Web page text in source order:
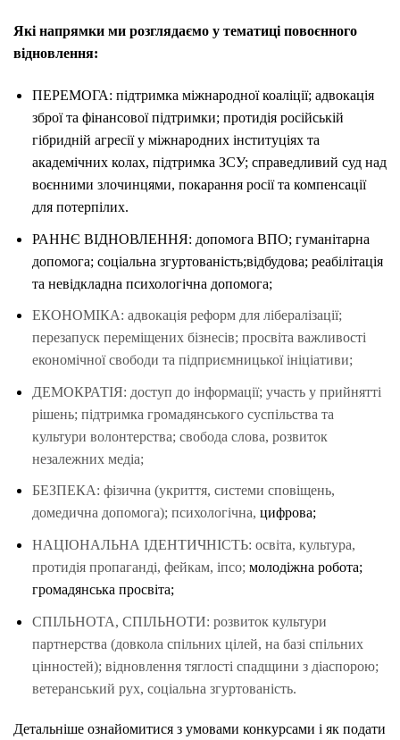
Які напрямки ми розглядаємо у тематиці повоєнного
відновлення:
ПЕРЕМОГА: підтримка міжнародної коаліції; адвокація
зброї та фінансової підтримки; протидія російській
гібридній агресії у міжнародних інституціях та
академічних колах, підтримка ЗСУ; справедливий суд над
воєнними злочинцями, покарання росії та компенсації
для потерпілих.
РАННЄ ВІДНОВЛЕННЯ: допомога ВПО; гуманітарна
допомога; соціальна згуртованість;відбудова; реабілітація
та невідкладна психологічна допомога;
ЕКОНОМІКА: адвокація реформ для лібералізації;
перезапуск переміщених бізнесів; просвіта важливості
економічної свободи та підприємницької ініціативи;
ДЕМОКРАТІЯ: доступ до інформації; участь у прийнятті
рішень; підтримка громадянського суспільства та
культури волонтерства; свобода слова, розвиток
незалежних медіа;
БЕЗПЕКА: фізична (укриття, системи сповіщень,
домедична допомога); психологічна, цифрова;
НАЦІОНАЛЬНА ІДЕНТИЧНІСТЬ: освіта, культура,
протидія пропаганді, фейкам, іпсо; молодіжна робота;
громадянська просвіта;
СПІЛЬНОТА, СПІЛЬНОТИ: розвиток культури
партнерства (довкола спільних цілей, на базі спільних
цінностей); відновлення тяглості спадщини з діаспорою;
ветеранський рух, соціальна згуртованість.
Детальніше ознайомитися з умовами конкурсами і як подати